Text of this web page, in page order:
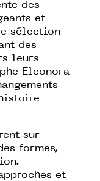
des
et
sélection
des
leurs
Eleonora
sur
formes,
et